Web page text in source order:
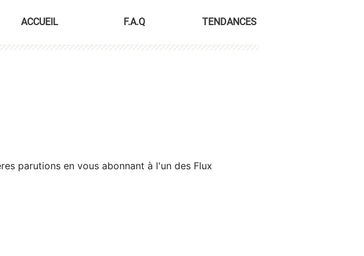
ACCUEIL F.A.Q TENDANCES
parutions en vous abonnant à l'un des Flux